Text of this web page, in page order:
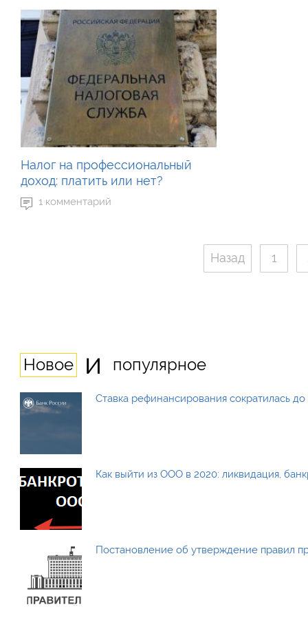
Налог на профессиональный
доход: платить или нет?
1 комментарий
Назад 1
Новое и популярное
Ставка рефинансирования сократилась
Как выйти из ООО в 2020: ликвидация,
Постановление об утверждение правил